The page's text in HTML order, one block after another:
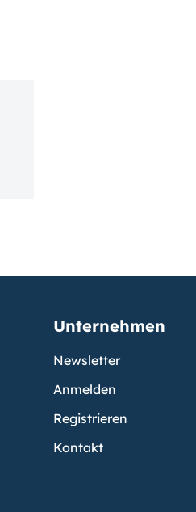
Unternehmen
Newsletter
Anmelden
Registrieren
Kontakt